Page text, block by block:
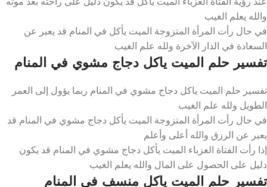
والله يعلم الغيب
في حال رأت المرأة المتزوجة الميت يأكل في المنام قد يعبر عن
السعادة في الدار الآخرة ولله علم الغيب
تفسير حلم الميت ياكل دجاج مشوي في المنام
تفسير حلم الميت ياكل دجاج مشوي في المنام ربما يؤول إلى العمر
الطويل ولله علم الغيب
في حال رأت المرأة المتزوجة الميت يأكل دجاج مشوي في المنام قد
يعبر عن الرزق والله أعلى وأعلم
إذا رأت الفتاة العزباء الميت يأكل دجاج مشوي في المنام قد يكون
دليل على الحصول على المال والله يعلم الغيب
تفسير حلم الميت ياكل منسف في المنام